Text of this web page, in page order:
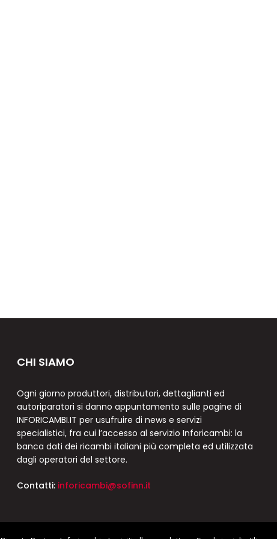
CHI SIAMO
Ogni giorno produttori, distributori, dettaglianti ed
autoriparatori si danno appuntamento sulle pagine di
INFORICAMBI.IT per usufruire di news e servizi
specialistici, fra cui l’accesso al servizio Inforicambi: la
banca dati dei ricambi italiani più completa ed utilizzata
dagli operatori del settore.
Contatti: inforicambi@sofinn.it